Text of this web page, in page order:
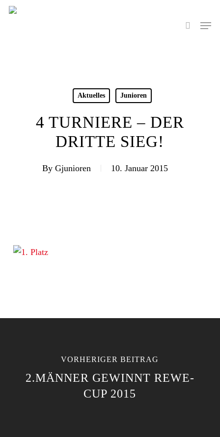
Skip
search
Menu
Aktuelles Junioren
4 TURNIERE – DER
DRITTE SIEG!
By Gjunioren 10. Januar 2015
VORHERIGER BEITRAG
2.MÄNNER GEWINNT REWE-
CUP 2015